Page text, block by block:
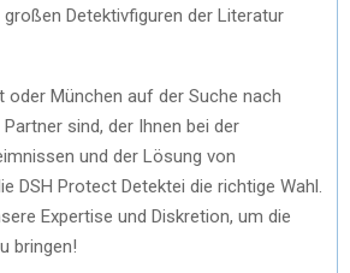
Detektivfiguren der Literatur
oder München auf der Suche nach
sind, der Ihnen bei der
und der Lösung von
DSH Protect Detektei die richtige Wahl.
Expertise und Diskretion, um die
bringen!